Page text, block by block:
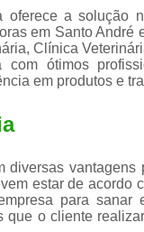
oferece a solução
em Santo André
Clínica
ótimos
em produtos e
diversas
estar de acordo
para sanar
o cliente